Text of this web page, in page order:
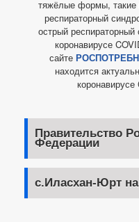
тяжёлые формы, такие
респираторный
острый
коронавирусе
сайте
находится
коронавирусе
Правительство
Федерации
с.Иласхан-Юрт на